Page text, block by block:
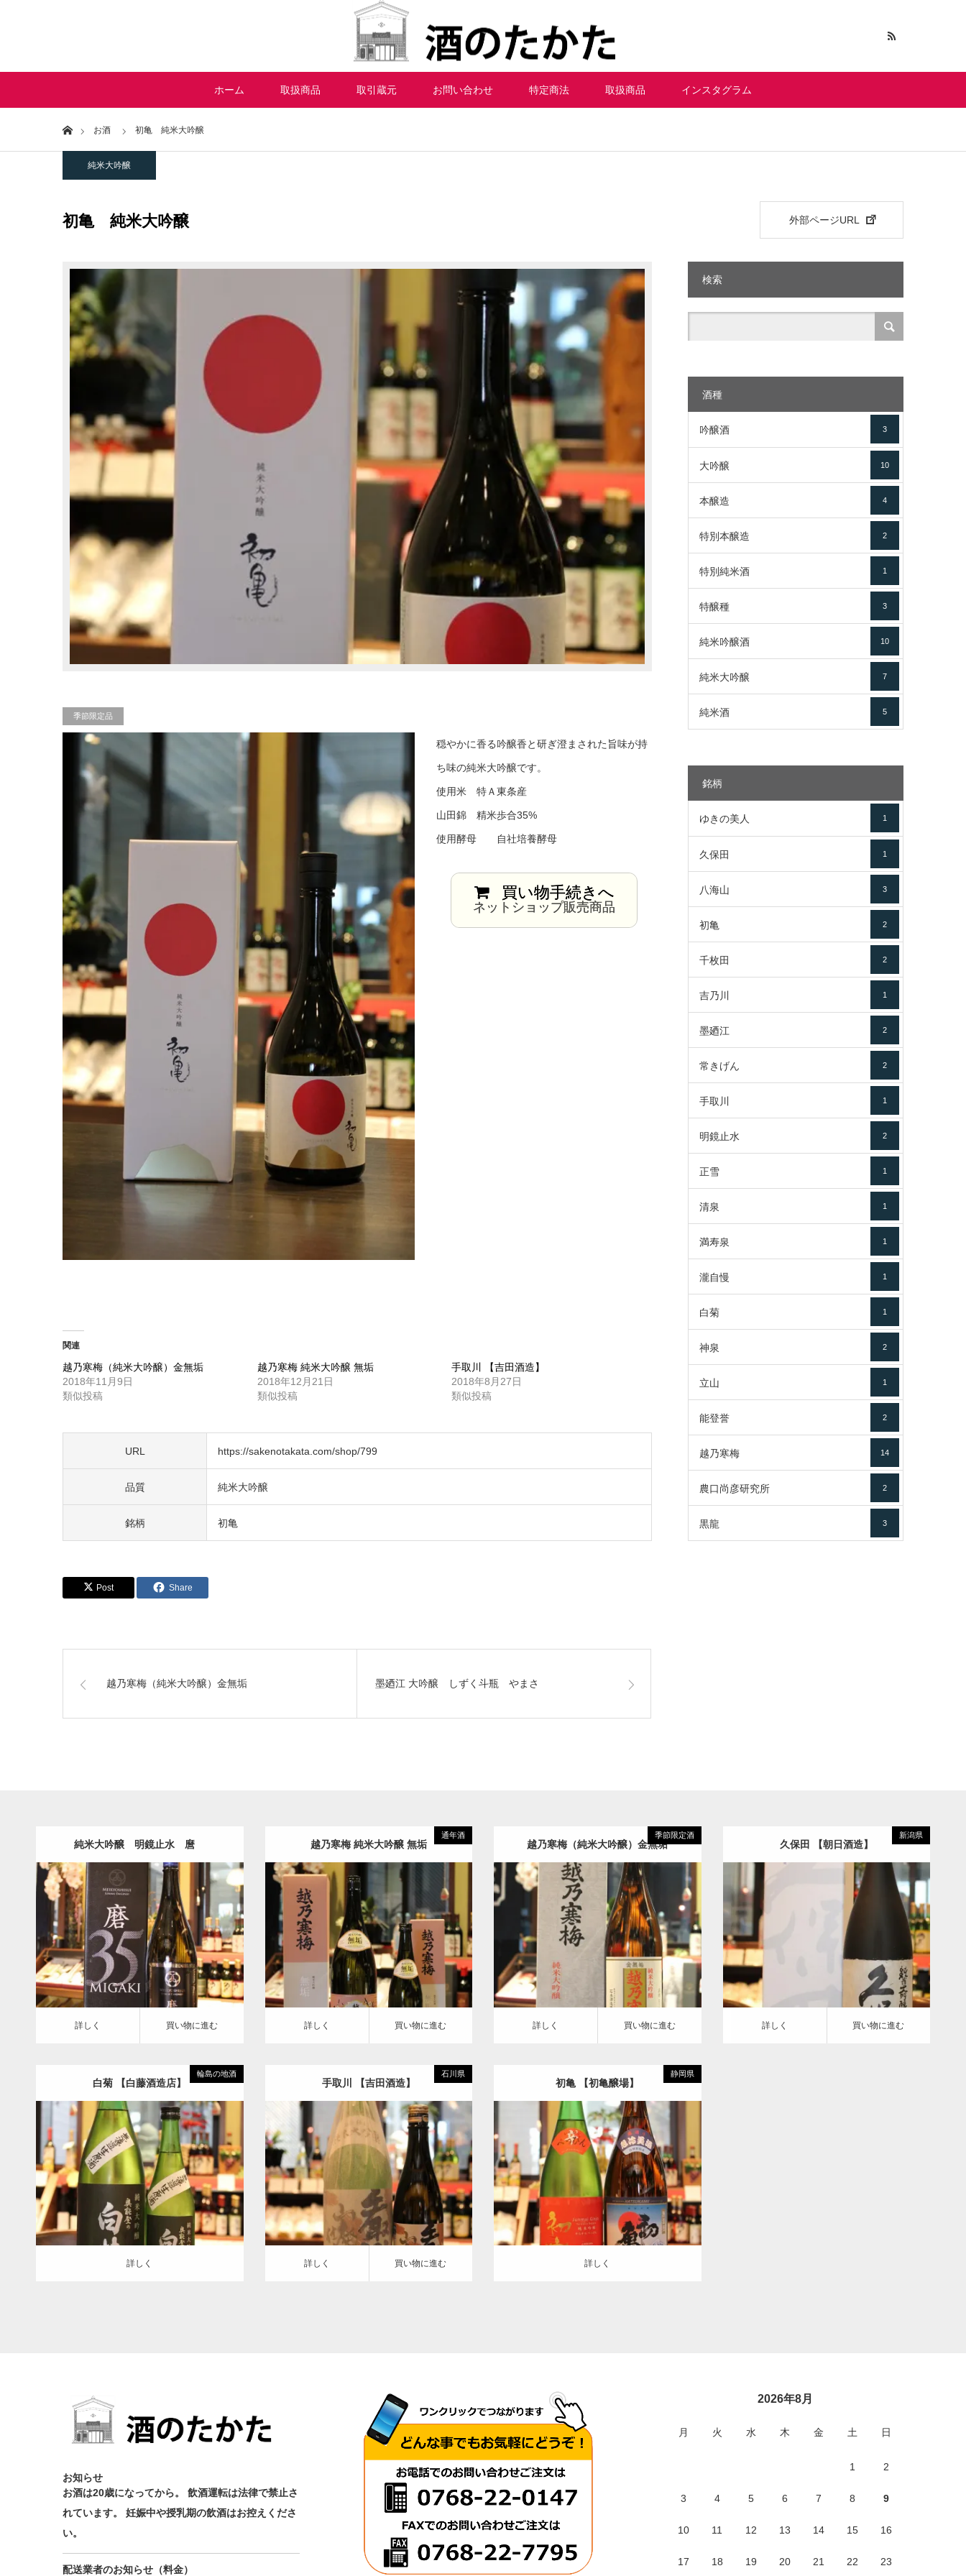
ホーム 取扱商品 取引蔵元 お問い合わせ 特定商法 取扱商品 インスタグラム
Homeお酒 初亀 純米大吟醸
純米大吟醸
初亀 純米大吟醸 外部ページURL
季節限定品
穏やかに香る吟醸香と研ぎ澄まされた旨味が持
ち味の純米大吟醸です。
使用米 特Ａ東条産
山田錦 精米歩合35%
使用酵母 自社培養酵母
買い物手続きへ
ネットショップ販売商品
関連
越乃寒梅（純米大吟醸）金無垢
2018年11月9日
類似投稿
越乃寒梅 純米大吟醸 無垢
2018年12月21日
類似投稿
手取川 【吉田酒造】
2018年8月27日
類似投稿
URL https://sakenotakata.com/shop/799
品質 純米大吟醸
銘柄 初亀
Post Share
越乃寒梅（純米大吟醸）金無垢 墨廼江 大吟醸 しずく斗瓶 やまさ
検索
酒種
吟醸酒 3
大吟醸 10
本醸造 4
特別本醸造 2
特別純米酒 1
特醸種 3
純米吟醸酒 10
純米大吟醸 7
純米酒 5
銘柄
ゆきの美人 1
久保田 1
八海山 3
初亀 2
千枚田 2
吉乃川 1
墨廼江 2
常きげん 2
手取川 1
明鏡止水 2
正雪 1
清泉 1
満寿泉 1
瀧自慢 1
白菊 1
神泉 2
立山 1
能登誉 2
越乃寒梅 14
農口尚彦研究所 2
黒龍 3
純米大吟醸 明鏡止水 麿
MIGAKI3535
純米大吟醸 明鏡止水
詳しく 買い物に進む
詳しく 買い物に進む
越乃寒梅 純米大吟醸 無垢
通年酒
純米大吟醸 越乃寒梅
詳しく 買い物に進む
詳しく 買い物に進む
越乃寒梅（純米大吟醸）金無垢
季節限定酒
純米大吟醸 越乃寒梅
詳しく 買い物に進む
詳しく 買い物に進む
久保田 【朝日酒造】
新潟県
久保田
詳しく
詳しく 買い物に進む
白菊 【白藤酒造店】
輪島の地酒
純米大吟醸
詳しく
詳しく
手取川 【吉田酒造】
石川県
純米大吟醸 手取川
詳しく 買い物に進む
詳しく 買い物に進む
初亀 【初亀醸場】
静岡県
初亀
詳しく
詳しく
お知らせ
お酒は20歳になってから。 飲酒運転は法律で禁止さ
れています。 妊娠中や授乳期の飲酒はお控えくださ
い。
配送業者のお知らせ（料金）
2026年8月
月 火 水 木 金 土 日
1 2
3 4 5 6 7 8 9
10 11 12 13 14 15 16
17 18 19 20 21 22 23